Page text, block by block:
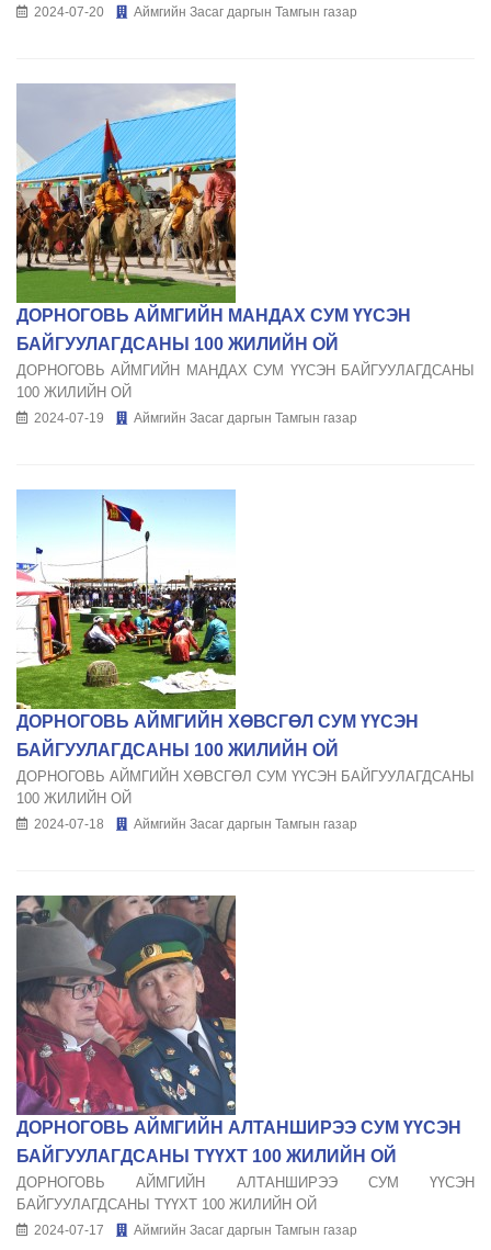
2024-07-20 Аймгийн Засаг даргын Тамгын газар
ДОРНОГОВЬ АЙМГИЙН МАНДАХ СУМ ҮҮСЭН
БАЙГУУЛАГДСАНЫ 100 ЖИЛИЙН ОЙ
ДОРНОГОВЬ АЙМГИЙН МАНДАХ СУМ ҮҮСЭН БАЙГУУЛАГДСАНЫ
100 ЖИЛИЙН ОЙ
2024-07-19 Аймгийн Засаг даргын Тамгын газар
ДОРНОГОВЬ АЙМГИЙН ХӨВСГӨЛ СУМ ҮҮСЭН
БАЙГУУЛАГДСАНЫ 100 ЖИЛИЙН ОЙ
ДОРНОГОВЬ АЙМГИЙН ХӨВСГӨЛ СУМ ҮҮСЭН БАЙГУУЛАГДСАНЫ
100 ЖИЛИЙН ОЙ
2024-07-18 Аймгийн Засаг даргын Тамгын газар
ДОРНОГОВЬ АЙМГИЙН АЛТАНШИРЭЭ СУМ ҮҮСЭН
БАЙГУУЛАГДСАНЫ ТҮҮХТ 100 ЖИЛИЙН ОЙ
ДОРНОГОВЬ АЙМГИЙН АЛТАНШИРЭЭ СУМ ҮҮСЭН
БАЙГУУЛАГДСАНЫ ТҮҮХТ 100 ЖИЛИЙН ОЙ
2024-07-17 Аймгийн Засаг даргын Тамгын газар